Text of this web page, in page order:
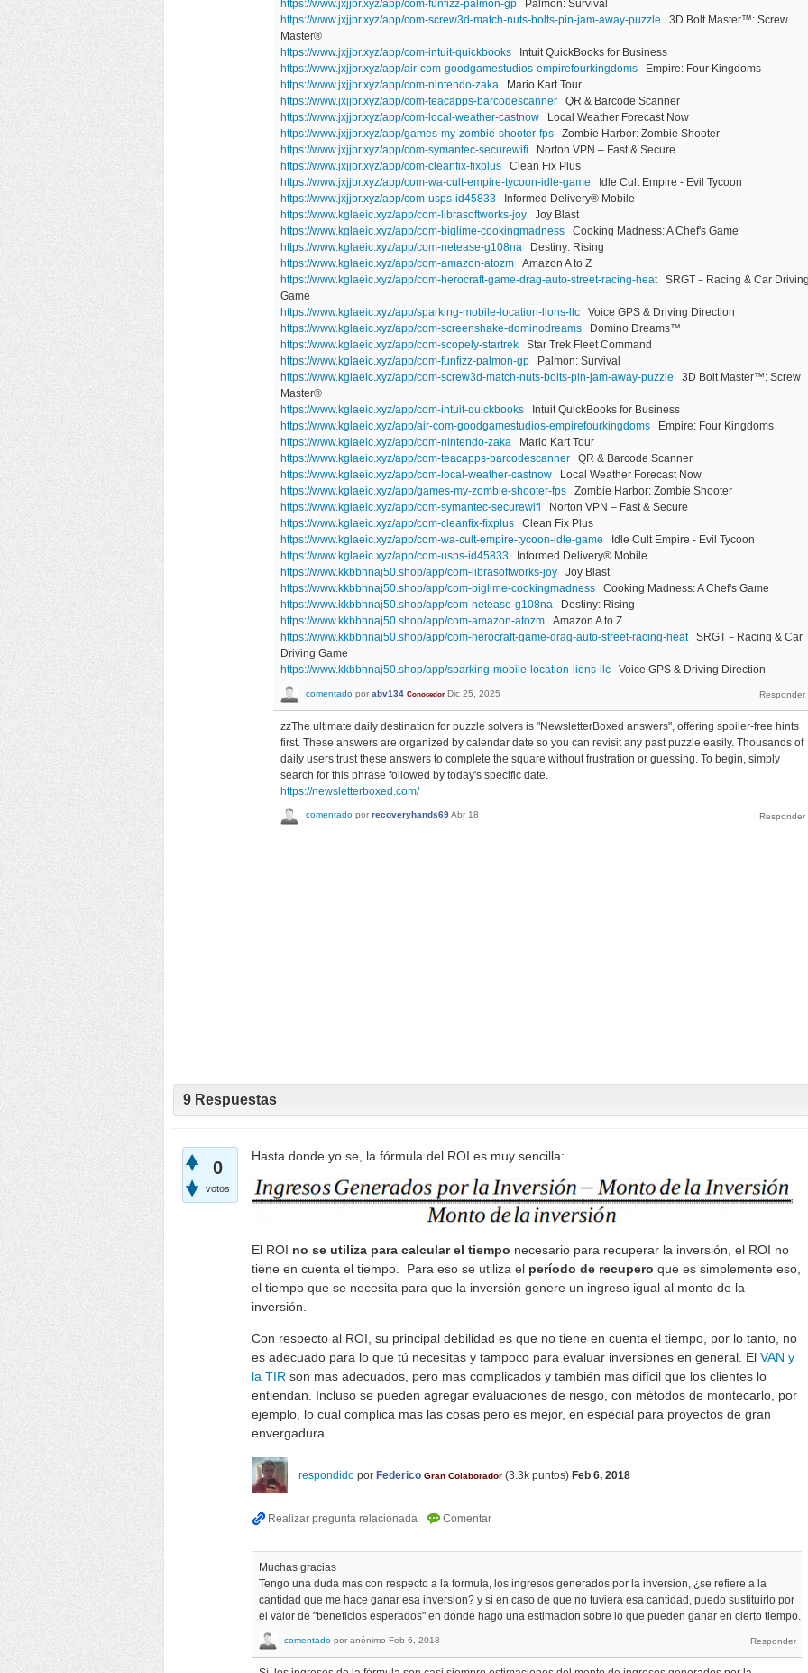
https://www.jxjjbr.xyz/app/com-funfizz-palmon-gp Palmon: Survival
https://www.jxjjbr.xyz/app/com-screw3d-match-nuts-bolts-pin-jam-away-puzzle 3D Bolt Master™: Screw
Master®
https://www.jxjjbr.xyz/app/com-intuit-quickbooks Intuit QuickBooks for Business
https://www.jxjjbr.xyz/app/air-com-goodgamestudios-empirefourkingdoms Empire: Four Kingdoms
https://www.jxjjbr.xyz/app/com-nintendo-zaka Mario Kart Tour
https://www.jxjjbr.xyz/app/com-teacapps-barcodescanner QR & Barcode Scanner
https://www.jxjjbr.xyz/app/com-local-weather-castnow Local Weather Forecast Now
https://www.jxjjbr.xyz/app/games-my-zombie-shooter-fps Zombie Harbor: Zombie Shooter
https://www.jxjjbr.xyz/app/com-symantec-securewifi Norton VPN – Fast & Secure
https://www.jxjjbr.xyz/app/com-cleanfix-fixplus Clean Fix Plus
https://www.jxjjbr.xyz/app/com-wa-cult-empire-tycoon-idle-game Idle Cult Empire - Evil Tycoon
https://www.jxjjbr.xyz/app/com-usps-id45833 Informed Delivery® Mobile
https://www.kglaeic.xyz/app/com-librasoftworks-joy Joy Blast
https://www.kglaeic.xyz/app/com-biglime-cookingmadness Cooking Madness: A Chef's Game
https://www.kglaeic.xyz/app/com-netease-g108na Destiny: Rising
https://www.kglaeic.xyz/app/com-amazon-atozm Amazon A to Z
https://www.kglaeic.xyz/app/com-herocraft-game-drag-auto-street-racing-heatSRGT－Racing & Car
Game
https://www.kglaeic.xyz/app/sparking-mobile-location-lions-llc Voice GPS & Driving Direction
https://www.kglaeic.xyz/app/com-screenshake-dominodreams Domino Dreams™
https://www.kglaeic.xyz/app/com-scopely-startrek Star Trek Fleet Command
https://www.kglaeic.xyz/app/com-funfizz-palmon-gp Palmon: Survival
https://www.kglaeic.xyz/app/com-screw3d-match-nuts-bolts-pin-jam-away-puzzle 3D Bolt Master™: Screw
Master®
https://www.kglaeic.xyz/app/com-intuit-quickbooks Intuit QuickBooks for Business
https://www.kglaeic.xyz/app/air-com-goodgamestudios-empirefourkingdoms Empire: Four Kingdoms
https://www.kglaeic.xyz/app/com-nintendo-zaka Mario Kart Tour
https://www.kglaeic.xyz/app/com-teacapps-barcodescanner QR & Barcode Scanner
https://www.kglaeic.xyz/app/com-local-weather-castnow Local Weather Forecast Now
https://www.kglaeic.xyz/app/games-my-zombie-shooter-fps Zombie Harbor: Zombie Shooter
https://www.kglaeic.xyz/app/com-symantec-securewifi Norton VPN – Fast & Secure
https://www.kglaeic.xyz/app/com-cleanfix-fixplus Clean Fix Plus
https://www.kglaeic.xyz/app/com-wa-cult-empire-tycoon-idle-game Idle Cult Empire - Evil Tycoon
https://www.kglaeic.xyz/app/com-usps-id45833 Informed Delivery® Mobile
https://www.kkbbhnaj50.shop/app/com-librasoftworks-joy Joy Blast
https://www.kkbbhnaj50.shop/app/com-biglime-cookingmadness Cooking Madness: A Chef's Game
https://www.kkbbhnaj50.shop/app/com-netease-g108na Destiny: Rising
https://www.kkbbhnaj50.shop/app/com-amazon-atozm Amazon A to Z
https://www.kkbbhnaj50.shop/app/com-herocraft-game-drag-auto-street-racing-heatSRGT－Racing & Car
Driving Game
https://www.kkbbhnaj50.shop/app/sparking-mobile-location-lions-llc Voice GPS & Driving Direction
comentado por abv134 Conocedor Dic 25, 2025
zzThe ultimate daily destination for puzzle solvers is "NewsletterBoxed answers", offering spoiler-free hints
first. These answers are organized by calendar date so you can revisit any past puzzle easily. Thousands of
daily users trust these answers to complete the square without frustration or guessing. To begin, simply
search for this phrase followed by today's specific date.
https://newsletterboxed.com/
comentado por recoveryhands69Abr 18
9 Respuestas
0
votos
Hasta donde yo se, la fórmula del ROI es muy sencilla:
El ROI no se utiliza para calcular el tiempo necesario para recuperar la inversión, el ROI no
tiene en cuenta el tiempo. Para eso se utiliza el período de recupero que es simplemente eso,
el tiempo que se necesita para que la inversión genere un ingreso igual al monto de la
inversión.
Con respecto al ROI, su principal debilidad es que no tiene en cuenta el tiempo, por lo tanto, no
es adecuado para lo que tú necesitas y tampoco para evaluar inversiones en general. El VAN y
la TIR son mas adecuados, pero mas complicados y también mas difícil que los clientes lo
entiendan. Incluso se pueden agregar evaluaciones de riesgo, con métodos de montecarlo, por
ejemplo, lo cual complica mas las cosas pero es mejor, en especial para proyectos de gran
envergadura.
respondido por Federico Gran Colaborador (3.3k puntos) Feb 6, 2018
Muchas gracias
Tengo una duda mas con respecto a la formula, los ingresos generados por la inversion, ¿se refiere a la
cantidad que me hace ganar esa inversion? y si en caso de que no tuviera esa cantidad, puedo sustituirlo por
el valor de "beneficios esperados" en donde hago una estimacion sobre lo que pueden ganar en cierto tiempo.
comentado por anónimo Feb 6, 2018